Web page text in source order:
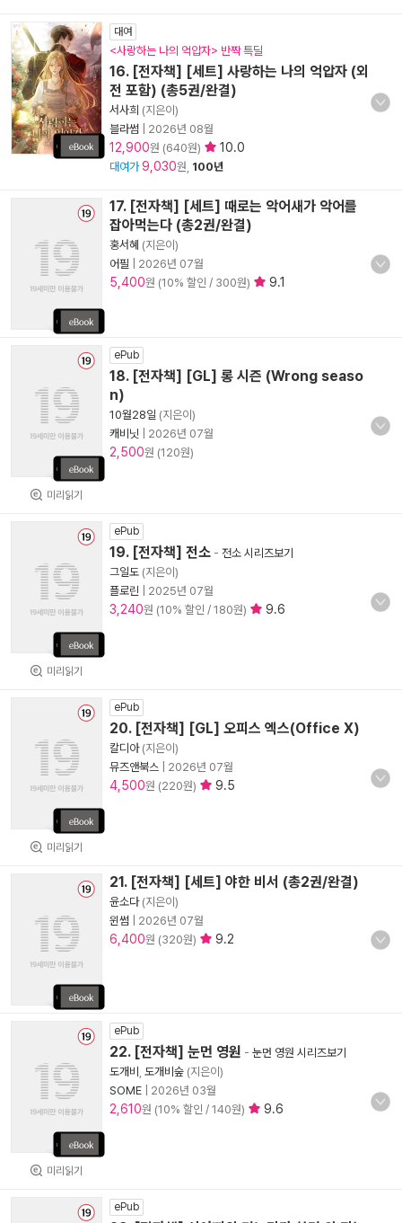
대여
<사랑하는 나의 억압자> 반짝 특딜
16. [전자책] [세트] 사랑하는 나의 억압자 (외
전 포함) (총5권/완결)
서사희 (지은이)
블라썸
2026년 08월
12,900원 (640원) 10.0
대여가 9,030원, 100년
17. [전자책] [세트] 때로는 악어새가 악어를
잡아먹는다 (총2권/완결)
홍서혜 (지은이)
어필
2026년 07월
5,400원 (10% 할인 / 300원) 9.1
미리읽기
ePub
18. [전자책] [GL] 롱 시즌 (Wrong seaso
n)
10월28일 (지은이)
캐비닛
2026년 07월
2,500원 (120원)
미리읽기
ePub
19. [전자책] 전소 - 전소 시리즈보기
그일도 (지은이)
플로린
2025년 07월
3,240원 (10% 할인 / 180원) 9.6
미리읽기
ePub
20. [전자책] [GL] 오피스 엑스(Office X)
칼디아(지은이)
뮤즈앤북스
2026년 07월
4,500원 (220원) 9.5
21. [전자책] [세트] 야한 비서 (총2권/완결)
윤소다(지은이)
윈썸
2026년 07월
6,400원 (320원) 9.2
미리읽기
ePub
22. [전자책] 눈먼 영원 - 눈먼 영원 시리즈보기
도개비
도개비숲 (지은이)
SOME
2026년 03월
2,610원 (10% 할인 / 140원) 9.6
ePub